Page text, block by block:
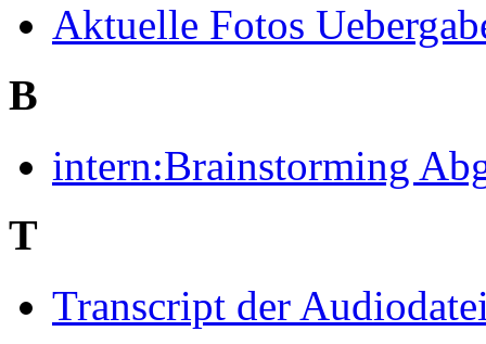
Aktuelle Fotos
B
intern:Brainstorming
T
Transcript der